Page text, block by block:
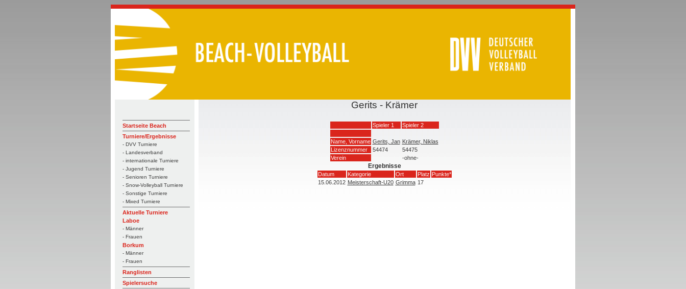
Startseite Beach
Turniere/Ergebnisse
- DVV Turniere
- Landesverband
- internationale Turniere
- Jugend Turniere
- Senioren Turniere
- Snow-Volleyball Turniere
- Sonstige Turniere
- Mixed Turniere
Aktuelle Turniere
Laboe
- Männer
- Frauen
Borkum
- Männer
- Frauen
Ranglisten
Spielersuche
Gerits - Krämer
Spieler 1 Spieler 2
Name, Vorname Gerits, Jan Krämer, Niklas
Lizenznummer
54474
54475
Verein
-ohne-
Ergebnisse
Datum Kategorie Ort Platz Punkte*
15.06.2012 Meisterschaft-U20 Grimma 17